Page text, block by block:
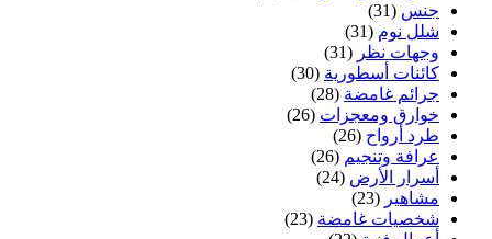
جنس (31)
شلل نوم (31)
وجهات نظر (31)
كائنات أسطورية (30)
جرائم غامضة (28)
خوارق ومعجزات (26)
طرد أرواح (26)
عرافة وتنجيم (26)
أسرار الأرض (24)
مشاهير (23)
شخصيات غامضة (23)